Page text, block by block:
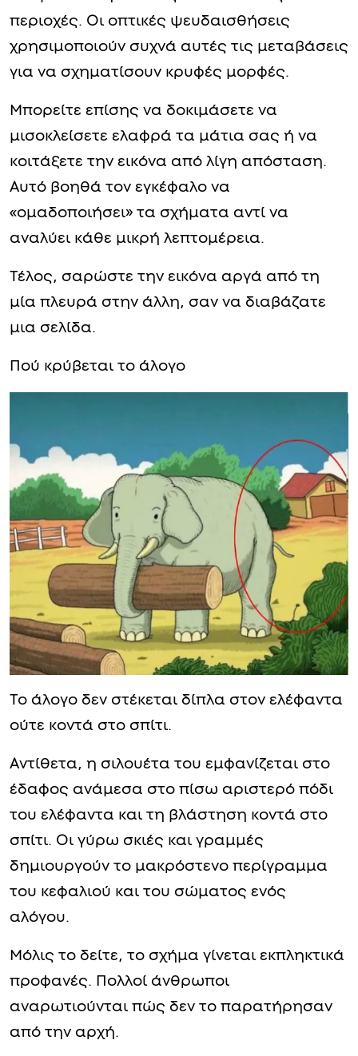
περιοχές. Οι οπτικές ψευδαισθήσεις
χρησιμοποιούν συχνά αυτές τις μεταβάσεις
για να σχηματίσουν κρυφές μορφές.
Μπορείτε επίσης να δοκιμάσετε να
μισοκλείσετε ελαφρά τα μάτια σας ή να
κοιτάξετε την εικόνα από λίγη απόσταση.
Αυτό βοηθά τον εγκέφαλο να
«ομαδοποιήσει» τα σχήματα αντί να
αναλύει κάθε μικρή λεπτομέρεια.
Τέλος, σαρώστε την εικόνα αργά από τη
μία πλευρά στην άλλη, σαν να διαβάζατε
μια σελίδα.
Πού κρύβεται το άλογο
Το άλογο δεν στέκεται δίπλα στον ελέφαντα
ούτε κοντά στο σπίτι.
Αντίθετα, η σιλουέτα του εμφανίζεται στο
έδαφος ανάμεσα στο πίσω αριστερό πόδι
του ελέφαντα και τη βλάστηση κοντά στο
σπίτι. Οι γύρω σκιές και γραμμές
δημιουργούν το μακρόστενο περίγραμμα
του κεφαλιού και του σώματος ενός
αλόγου.
Μόλις το δείτε, το σχήμα γίνεται εκπληκτικά
προφανές. Πολλοί άνθρωποι
αναρωτιούνται πώς δεν το παρατήρησαν
από την αρχή.